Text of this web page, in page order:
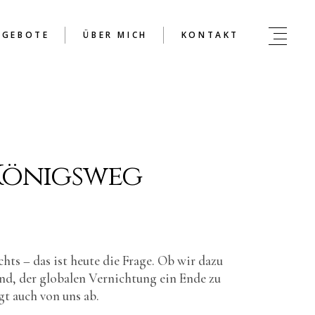
ÜBER MICH KONTAKT
– das ist heute die Frage. Ob wir dazu
der globalen Vernichtung ein Ende zu
auch von uns ab.